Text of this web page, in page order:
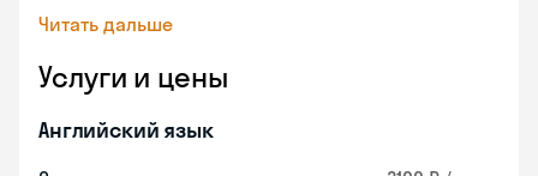
Читать дальше
Услуги и цены
Английский язык